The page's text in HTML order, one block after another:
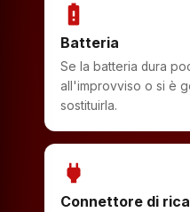
battery_alert
Batteria
Se la batteria dura
all'improvviso o si è
sostituirla.
power
Connettore di